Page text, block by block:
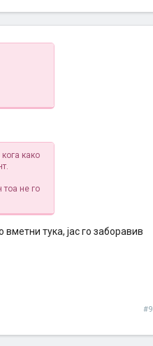
како
тоа не го
тука, јас го заборавив
#9